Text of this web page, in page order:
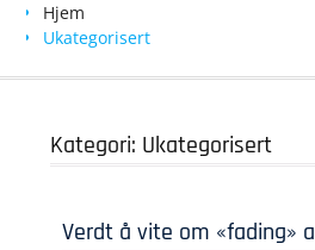
Hjem
Ukategorisert
Kategori: Ukategorisert
Verdt å vite om «fading»